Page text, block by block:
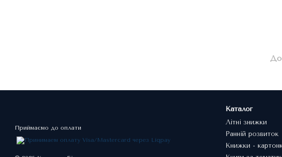
Приймаємо до оплати
Каталог
Літні знижки
Ранній розвиток
Книжки -